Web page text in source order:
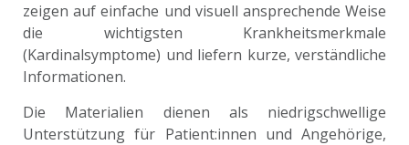
zeigen auf einfache und visuell ansprechende Weise
die wichtigsten Krankheitsmerkmale
(Kardinalsymptome) und liefern kurze, verständliche
Informationen.
Die Materialien dienen als niedrigschwellige
Unterstützung für Patient:innen und Angehörige,